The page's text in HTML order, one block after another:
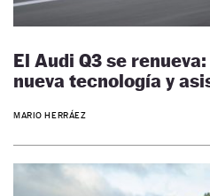
El Audi Q3 se
nueva tecnología y
MARIO HERRÁEZ